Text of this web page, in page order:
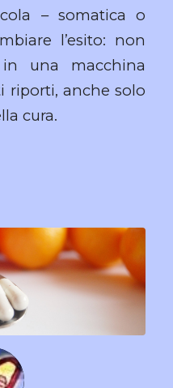
– somatica o
l’esito: non
una macchina
riporti, anche solo
cura.